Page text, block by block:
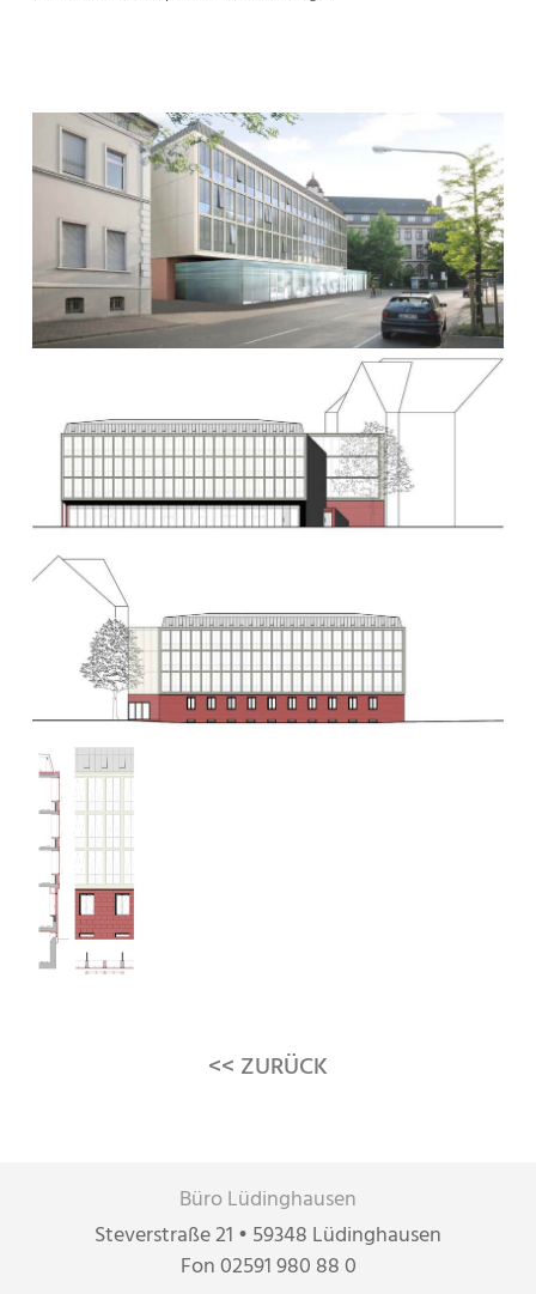
<< ZURÜCK
Büro Lüdinghausen
Steverstraße 21 • 59348 Lüdinghausen
Fon 02591 980 88 0